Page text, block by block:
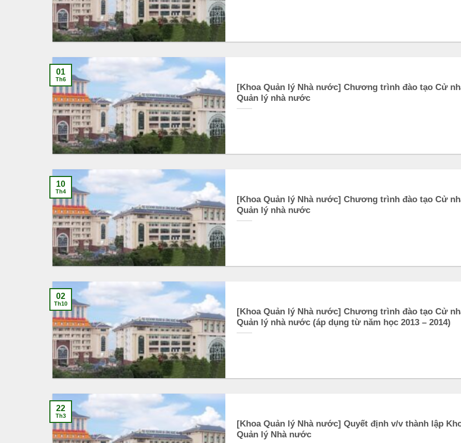
[Khoa Quản lý Nhà nước] Chương trình đào tạo Cử
Quản lý nhà nước
01
Th6
[Khoa Quản lý Nhà nước] Chương trình đào tạo Cử
Quản lý nhà nước
10
Th4
[Khoa Quản lý Nhà nước] Chương trình đào tạo Cử
Quản lý nhà nước (áp dụng từ năm học 2013 – 2014)
02
Th10
[Khoa Quản lý Nhà nước] Quyết định v/v thành lập
Quản lý Nhà nước
22
Th3